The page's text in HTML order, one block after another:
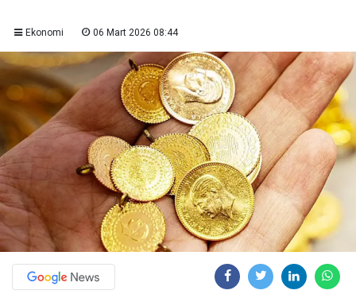
Ekonomi 06 Mart 2026 08:44